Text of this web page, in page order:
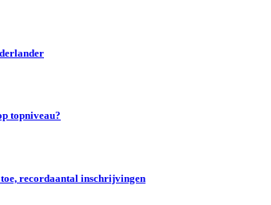
topniveau?
recordaantal inschrijvingen